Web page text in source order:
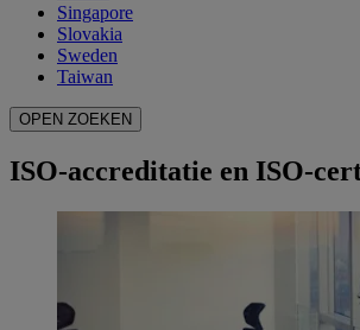
Singapore
Slovakia
Sweden
Taiwan
OPEN ZOEKEN
ISO-accreditatie en ISO-